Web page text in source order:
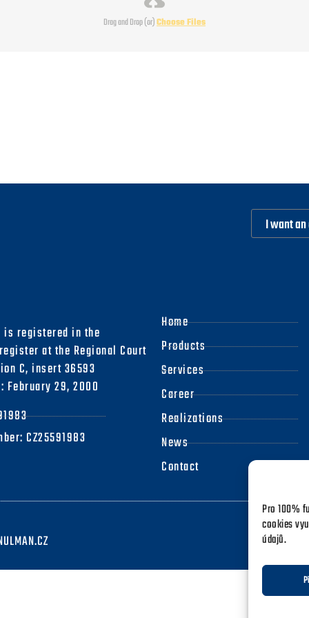
Pro 100%
cookies
údajů.
Drag and Drop (or)Choose Files
I want
is registered in the
at the Regional Court
C, insert 36593
February 29, 2000
CZ25591983
Home
Products
Services
Career
Realizations
News
Contact